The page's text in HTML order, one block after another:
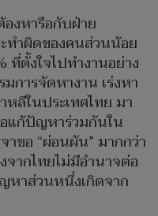
องหารือกับฝ่าย
ะทำผิดของคนส่วนน้อย
ที่ตั้งใจไปทำงานอย่าง
การจัดหางาน เร่งหา
ลีในประเทศไทย มา
แก้ปัญหาร่วมกันใน
าขอ “ผ่อนผัน” มากกว่า
ากไทยไม่มีอำนาจต่อ
หาส่วนหนึ่งเกิดจาก